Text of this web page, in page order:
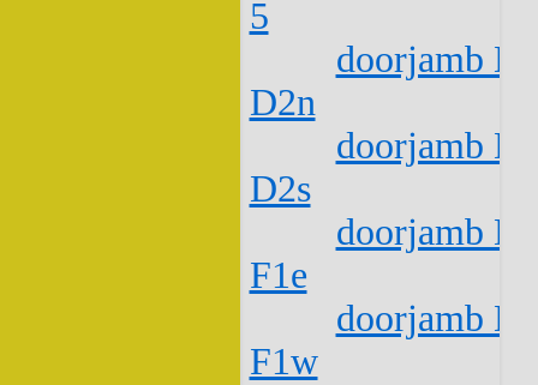
5
doorjamb
D2n
doorjamb
D2s
doorjamb
F1e
doorjamb
F1w